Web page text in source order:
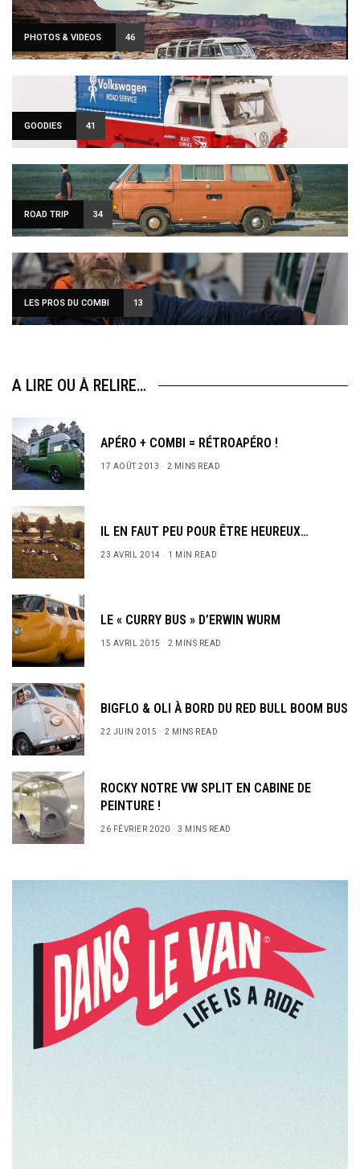
PHOTOS & VIDEOS 46
GOODIES 41
ROAD TRIP 34
LES PROS DU COMBI 13
A LIRE OU À RELIRE…
APÉRO + COMBI = RÉTROAPÉRO !
17 AOÛT 2013 2 MINS READ
IL EN FAUT PEU POUR ÊTRE HEUREUX…
23 AVRIL 2014 1 MIN READ
LE « CURRY BUS » D’ERWIN WURM
15 AVRIL 2015 2 MINS READ
BIGFLO & OLI À BORD DU RED BULL BOOM BUS
22 JUIN 2015 2 MINS READ
ROCKY NOTRE VW SPLIT EN CABINE DE
PEINTURE !
26 FÉVRIER 2020 3 MINS READ